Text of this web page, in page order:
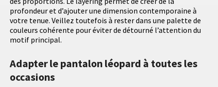
profondeur et d’ajouter une dimension contemporaine à
votre tenue. Veillez toutefois à rester dans une palette de
couleurs cohérente pour éviter de détourné l’attention du
motif principal.
Adapter le pantalon léopard à toutes les
occasions